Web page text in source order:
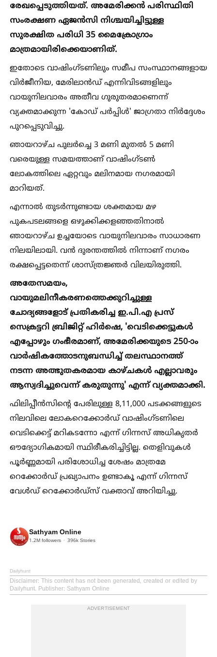
രേഖപ്പെടുത്തിയത്. അമേരിക്കന്‍ പരിസ്ഥിതി
സംരക്ഷണ ഏജന്‍സി നിശ്ചയിച്ചിട്ടുള്ള
സുരക്ഷിത പരിധി 35 മൈക്രോഗ്രാം
മാത്രമായിരിക്കെയാണിത്.
ഇതോടെ വാഷിംഗ്ടണിലും സമീപ സംസ്ഥാനങ്ങളായ
വിര്‍ജീനിയ, മേരിലാന്‍ഡ് എന്നിവിടങ്ങളിലും
വായുനിലവാരം അതീവ ഗുരുതരമാണെന്ന്
വ്യക്തമാക്കുന്ന 'കോഡ് പര്‍പ്പിള്‍' ജാഗ്രതാ നിര്‍ദ്ദേശം
പുറപ്പെടുവിച്ചു.
ഞായറാഴ്ച പുലര്‍ച്ചെ 3 മണി മുതല്‍ 5 മണി
വരെയുള്ള സമയത്താണ് വാഷിംഗ്ടണ്‍
ലോകത്തിലെ ഏറ്റവും മലിനമായ നഗരമായി
മാറിയത്.
എന്നാല്‍ തുടര്‍ന്നുണ്ടായ ശക്തമായ മഴ
പുകപടലങ്ങളെ ഒഴുക്കിക്കളഞ്ഞതിനാല്‍
ഞായറാഴ്ച ഉച്ചയോടെ വായുനിലവാരം സാധാരണ
നിലയിലായി. വന്‍ ദുരന്തത്തില്‍ നിന്നാണ് നഗരം
രക്ഷപ്പെട്ടതെന്ന് ശാസ്ത്രജ്ഞര്‍ വിലയിരുത്തി.
അതേസമയം,
വായുമലിനീകരണത്തെക്കുറിച്ചുള്ള
ചോദ്യങ്ങളോട് പ്രതികരിച്ച ഇ.പി.എ പ്രസ്
സെക്രട്ടറി ബ്രിജിറ്റ് ഹിര്‍ഷെ, 'വെടിക്കെട്ടുകള്‍
എപ്പോഴും ഗംഭീരമാണ്, അമേരിക്കയുടെ 250-ാം
വാര്‍ഷികത്തോടനുബന്ധിച്ച്‌ തലസ്ഥാനത്ത്
നടന്ന അത്ഭുതകരമായ കാഴ്ചകള്‍ എല്ലാവരും
ആസ്വദിച്ചുവെന്ന് കരുതുന്നു' എന്ന് വ്യക്തമാക്കി.
ഫിലിപ്പീന്‍സിന്റെ പേരിലുള്ള 8,11,000 പടക്കങ്ങളുടെ
നിലവിലെ ലോകറെക്കോര്‍ഡ് വാഷിംഗ്ടണിലെ
വെടിക്കെട്ട് മറികടന്നോ എന്ന് ഗിന്നസ് അധികൃതര്‍
ഔദ്യോഗികമായി സ്ഥിരീകരിച്ചിട്ടില്ല. തെളിവുകള്‍
പൂര്‍ണ്ണമായി പരിശോധിച്ച ശേഷം മാത്രമേ
റെക്കോര്‍ഡ് പ്രഖ്യാപനം ഉണ്ടാകൂ എന്ന് ഗിന്നസ്
വേള്‍ഡ് റെക്കോര്‍ഡ്‌സ് വക്താവ് അറിയിച്ചു.
Sathyam Online
1.2M followers 396k Stories
Dailyhunt
Disclaimer: This content has not been generated, created or edited by
Dailyhunt. Publisher: Sathyam Online
ADVERTISEMENT